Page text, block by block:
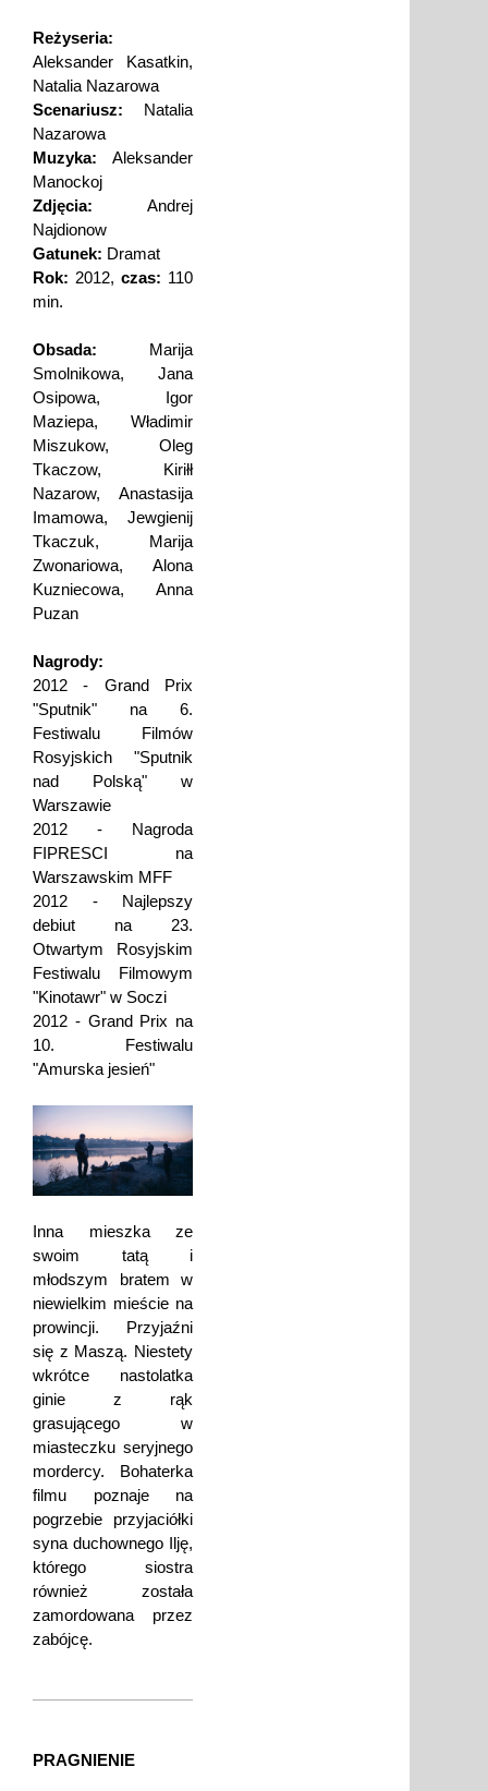
Reżyseria:
Aleksander Kasatkin,
Natalia Nazarowa
Scenariusz: Natalia
Nazarowa
Muzyka: Aleksander
Manockoj
Zdjęcia: Andrej
Najdionow
Gatunek: Dramat
Rok: 2012, czas: 110
min.
Obsada: Marija
Smolnikowa, Jana
Osipowa, Igor
Maziepa, Władimir
Miszukow, Oleg
Tkaczow, Kiriłł
Nazarow, Anastasija
Imamowa, Jewgienij
Tkaczuk, Marija
Zwonariowa, Alona
Kuzniecowa, Anna
Puzan
Nagrody:
2012 - Grand Prix
"Sputnik" na 6.
Festiwalu Filmów
Rosyjskich "Sputnik
nad Polską" w
Warszawie
2012 - Nagroda
FIPRESCI na
Warszawskim MFF
2012 - Najlepszy
debiut na 23.
Otwartym Rosyjskim
Festiwalu Filmowym
"Kinotawr" w Soczi
2012 - Grand Prix na
10. Festiwalu
"Amurska jesień"
Inna mieszka ze
swoim tatą i
młodszym bratem w
niewielkim mieście na
prowincji. Przyjaźni
się z Maszą. Niestety
wkrótce nastolatka
ginie z rąk
grasującego w
miasteczku seryjnego
mordercy. Bohaterka
filmu poznaje na
pogrzebie przyjaciółki
syna duchownego Ilję,
którego siostra
również została
zamordowana przez
zabójcę.
PRAGNIENIE